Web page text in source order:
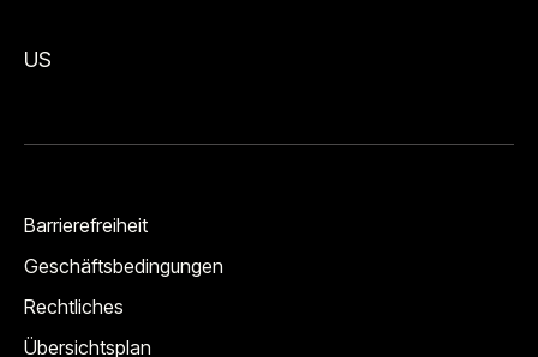
US
Barrierefreiheit
Geschäftsbedingungen
Rechtliches
Übersichtsplan